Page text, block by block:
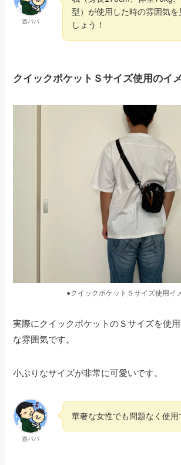
遊パパ
型）が使用した時の雰囲気を
しょう！
クイックポケットＳサイズ使用のイ
●クイックポケットＳサイズ使用イ
実際にクイックポケットのＳサイズを使
な雰囲気です。
小ぶりなサイズが非常に可愛いです。
遊パパ
華奢な女性でも問題なく使用